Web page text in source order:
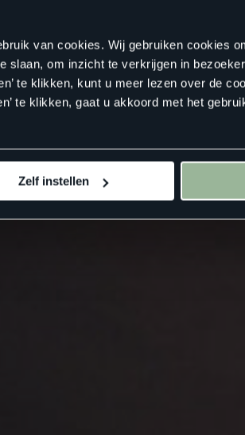
van cookies. Wij gebruiken cookies
slaan, om inzicht te verkrijgen in
te klikken, kunt u meer lezen over de
te klikken, gaat u akkoord met het
Zelf instellen